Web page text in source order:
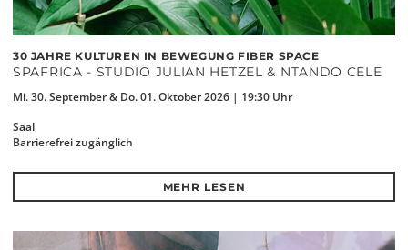
30 JAHRE KULTUREN IN BEWEGUNG FIBER SPACE
SPAFRICA - STUDIO JULIAN HETZEL & NTANDO CELE
Mi. 30. September & Do. 01. Oktober 2026 | 19:30 Uhr
Saal
Barrierefrei zugänglich
MEHR LESEN